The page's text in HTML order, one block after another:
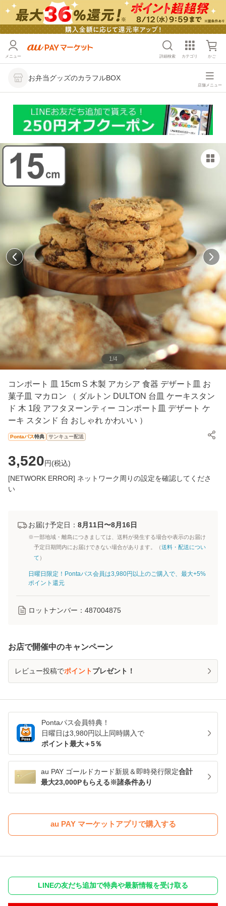
メニュー 詳細検索 カテゴリ かご
お弁当グッズのカラフルBOX
店舗メニュー
1 /4
コンポート 皿 15cm S 木製 アカシア 食器 デザート皿 お
菓子皿 マカロン （ ダルトン DULTON 台皿 ケーキスタン
ド 木 1段 アフタヌーンティー コンポート皿 デザート ケ
ーキ スタンド 台 おしゃれ かわいい ）
Pontaパス特典 サンキュー配送
3,520円(税込)
[NETWORK ERROR] ネットワーク周りの設定を確認してくださ
い
お届け予定日： 8月11日〜8月16日
※一部地域・離島につきましては、送料が発生する場合や表示のお届け
予定日期間内にお届けできない場合があります。（送料・配送につい
て ）
日曜日限定！Pontaパス会員は3,980円以上のご購入で、最大+5%
ポイント還元
ロットナンバー： 487004875
お店で開催中のキャンペーン
レビュー投稿でポイントプレゼント！
Pontaパス会員特典！
日曜日は3,980円以上同時購入で
ポイント最大＋5％
au PAY ゴールドカード新規＆即時発行限定合計
最大23,000Pもらえる※諸条件あり
au PAY マーケットアプリで購入する
LINEの友だち追加で特典や最新情報を受け取る